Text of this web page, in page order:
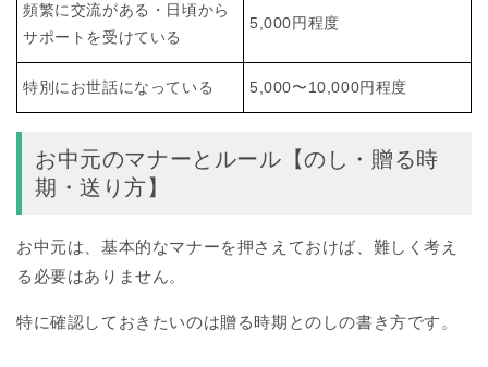
頻繁に交流がある・日頃から
サポートを受けている
5,000円程度
特別にお世話になっている 5,000〜10,000円程度
お中元のマナーとルール【のし・贈る時
期・送り方】
お中元は、基本的なマナーを押さえておけば、難しく考え
る必要はありません。
特に確認しておきたいのは贈る時期とのしの書き方です。